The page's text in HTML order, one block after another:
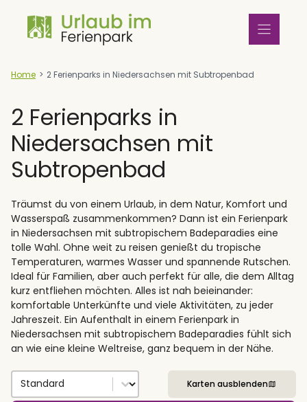
Inhalt
springen
Home > 2 Ferienparks in Niedersachsen mit Subtropenbad
2 Ferienparks in
Niedersachsen mit
Subtropenbad
Träumst du von einem Urlaub, in dem Natur, Komfort und
Wasserspaß zusammenkommen? Dann ist ein Ferienpark
in Niedersachsen mit subtropischem Badeparadies eine
tolle Wahl. Ohne weit zu reisen genießt du tropische
Temperaturen, warmes Wasser und spannende Rutschen.
Ideal für Familien, aber auch perfekt für alle, die dem Alltag
kurz entfliehen möchten. Alles ist nah beieinander:
komfortable Unterkünfte und viele Aktivitäten, zu jeder
Jahreszeit. Ein Aufenthalt in einem Ferienpark in
Niedersachsen mit subtropischem Badeparadies fühlt sich
an wie eine kleine Weltreise, ganz bequem in der Nähe.
Sort by
Sort content Karten ausblenden